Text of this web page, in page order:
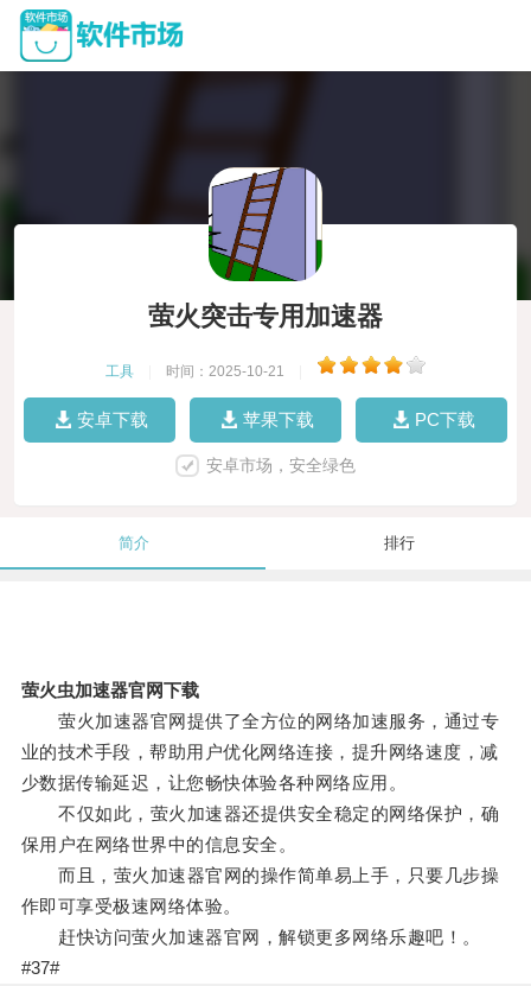
萤火突击专用加速器
工具 时间：2025-10-21
安卓下载 苹果下载 PC下载
安卓市场，安全绿色
简介 排行
萤火虫加速器官网下载
萤火加速器官网提供了全方位的网络加速服务，通过专
业的技术手段，帮助用户优化网络连接，提升网络速度，减
少数据传输延迟，让您畅快体验各种网络应用。
不仅如此，萤火加速器还提供安全稳定的网络保护，确
保用户在网络世界中的信息安全。
而且，萤火加速器官网的操作简单易上手，只要几步操
作即可享受极速网络体验。
赶快访问萤火加速器官网，解锁更多网络乐趣吧！。
#37#